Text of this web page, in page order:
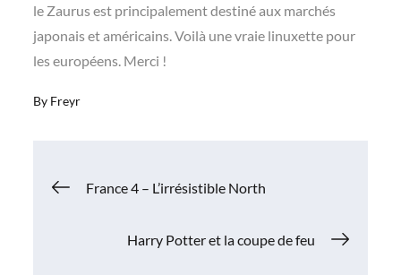
le Zaurus est principalement destiné aux marchés
japonais et américains. Voilà une vraie linuxette pour
les européens. Merci !
By Freyr
Navigation
France 4 – L’irrésistible North
Harry Potter et la coupe de feu